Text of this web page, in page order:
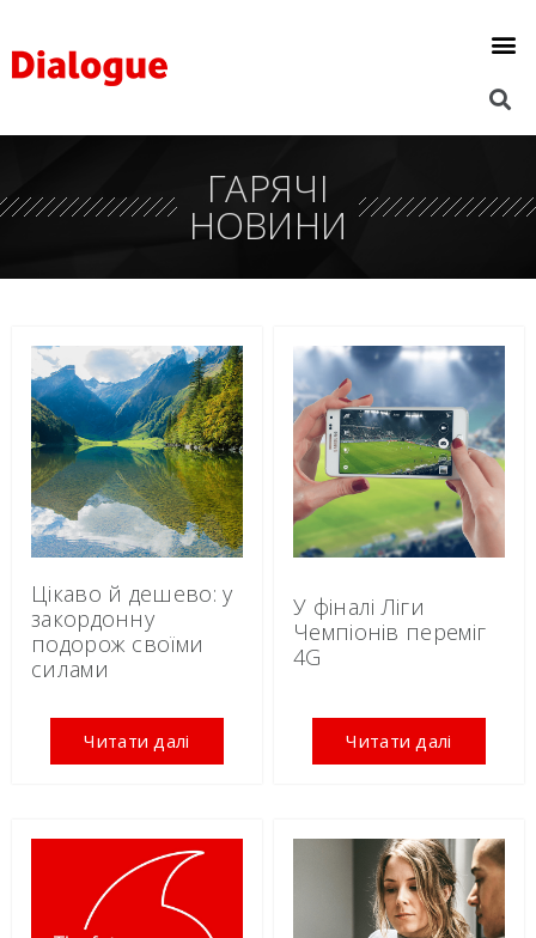
ГАРЯЧІ
НОВИНИ
Цікаво й дешево: у
закордонну
подорож своїми
силами
Читати далі
У фіналі Ліги
Чемпіонів переміг
4G
Читати далі